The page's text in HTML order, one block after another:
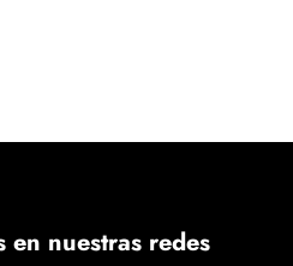
en nuestras redes